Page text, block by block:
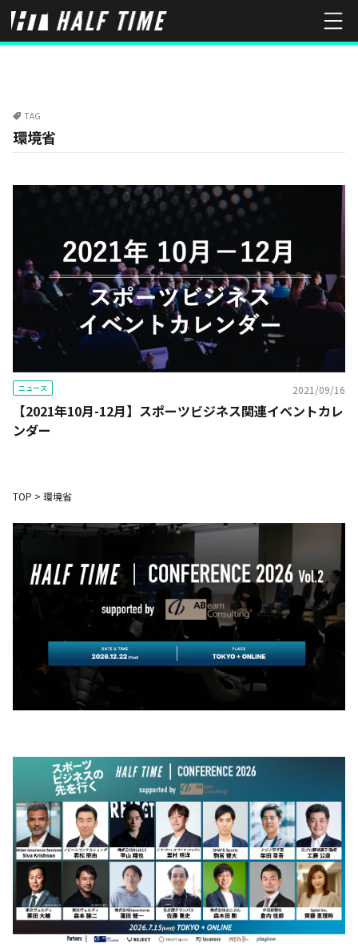
TAG
環境省
ニュース 2021/09/16
【2021年10月-12月】スポーツビジネス関連イベントカレ
ンダー
TOP > 環境省